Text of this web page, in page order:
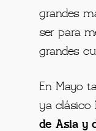
grandes
ser para
grandes
En Mayo
ya clásico
de Asia y